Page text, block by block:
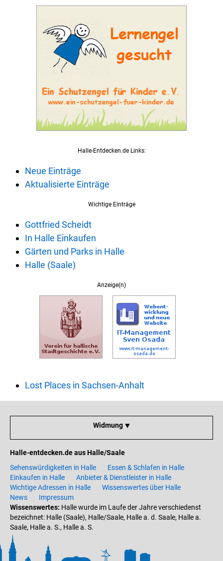
Halle-Entdecken.de Links:
Neue Einträge
Aktualisierte Einträge
Wichtige Einträge
Gottfried Scheidt
In Halle Einkaufen
Gärten und Parks in Halle
Halle (Saale)
Anzeige(n)
Lost Places in Sachsen-Anhalt
Widmung ⯆
Halle-entdecken.de aus Halle/Saale
Sehenswürdigkeiten in Halle
Essen & Schlafen in Halle
Einkaufen in Halle
Anbieter & Dienstleister in Halle
Wichtige Adressen in Halle
Wissenswertes über Halle
News
Impressum
Wissenswertes: Halle wurde im Laufe der Jahre verschiedenst
bezeichnet: Halle (Saale), Halle/Saale, Halle a. d. Saale, Halle a.
Saale, Halle a. S., Halle a. S.